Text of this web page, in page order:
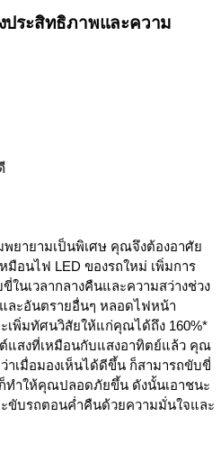
ประสิทธิภาพและความ
ยายามเป็นพิเศษ คุณจึงต้องอาศัย
มือนไฟ LED ของรถใหม่ เพิ่มการ
ในเวลากลางคืนและความสว่างช่วง
ละอันตรายอื่นๆ หลอดไฟหน้า
ะเพิ่มทัศนวิสัยให้แก่คุณได้ถึง 160%*
แสงที่เหมือนกับแสงอาทิตย์แล้ว คุณ
าเมื่อมองเห็นได้ดีขึ้น ก็สามารถขับขี่
ทำให้คุณปลอดภัยขึ้น ดังนั้นเอาชนะ
ขับรถตอนค่ำคืนด้วยความมั่นใจและ